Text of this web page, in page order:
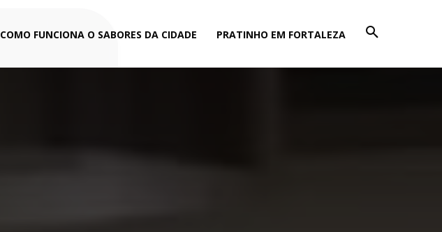
COMO FUNCIONA O SABORES DA CIDADE PRATINHO EM FORTALEZA